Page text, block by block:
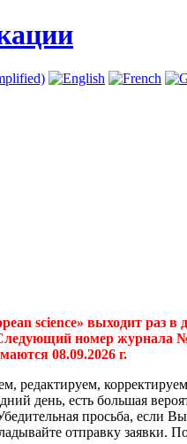
science» выходит раз в
номер журнала №
08.09.2026 г.
редактируем,
день, есть большая
просьба, если
отправку заявки.